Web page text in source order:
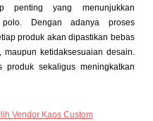
penting yang menunjukkan
Dengan adanya proses
produk akan dipastikan bebas
ketidaksesuaian desain.
sekaligus meningkatkan
Vendor Kaos Custom